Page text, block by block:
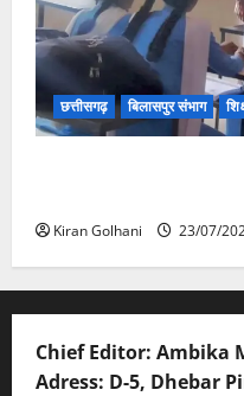
छत्तीसगढ़ बिलासपुर संभाग
Kiran Golhani 23/07/
Chief Editor: Ambika
Adress: D-5, Dhebar